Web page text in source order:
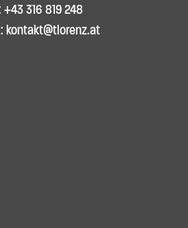
+43 316 819 248
kontakt@tlorenz.at